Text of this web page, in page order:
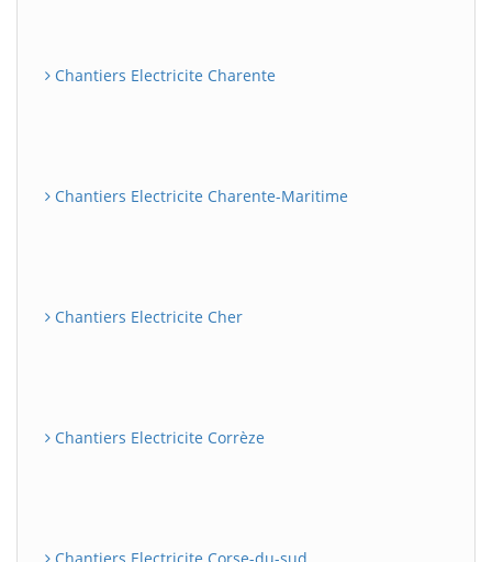
Chantiers Electricite Charente
Chantiers Electricite Charente-Maritime
Chantiers Electricite Cher
Chantiers Electricite Corrèze